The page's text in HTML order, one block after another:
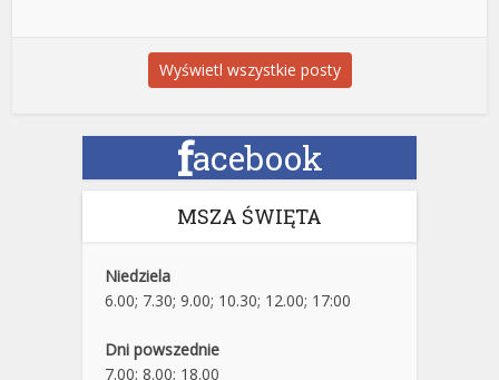
Wyświetl wszystkie posty
facebook
MSZA ŚWIĘTA
Niedziela
6.00; 7.30; 9.00; 10.30; 12.00; 17:00
Dni powszednie
7.00; 8.00; 18.00